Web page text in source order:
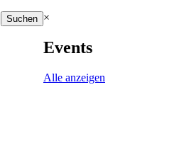
×
Events
Alle anzeigen